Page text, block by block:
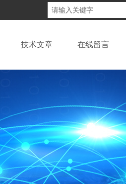
技术文章 在线留言